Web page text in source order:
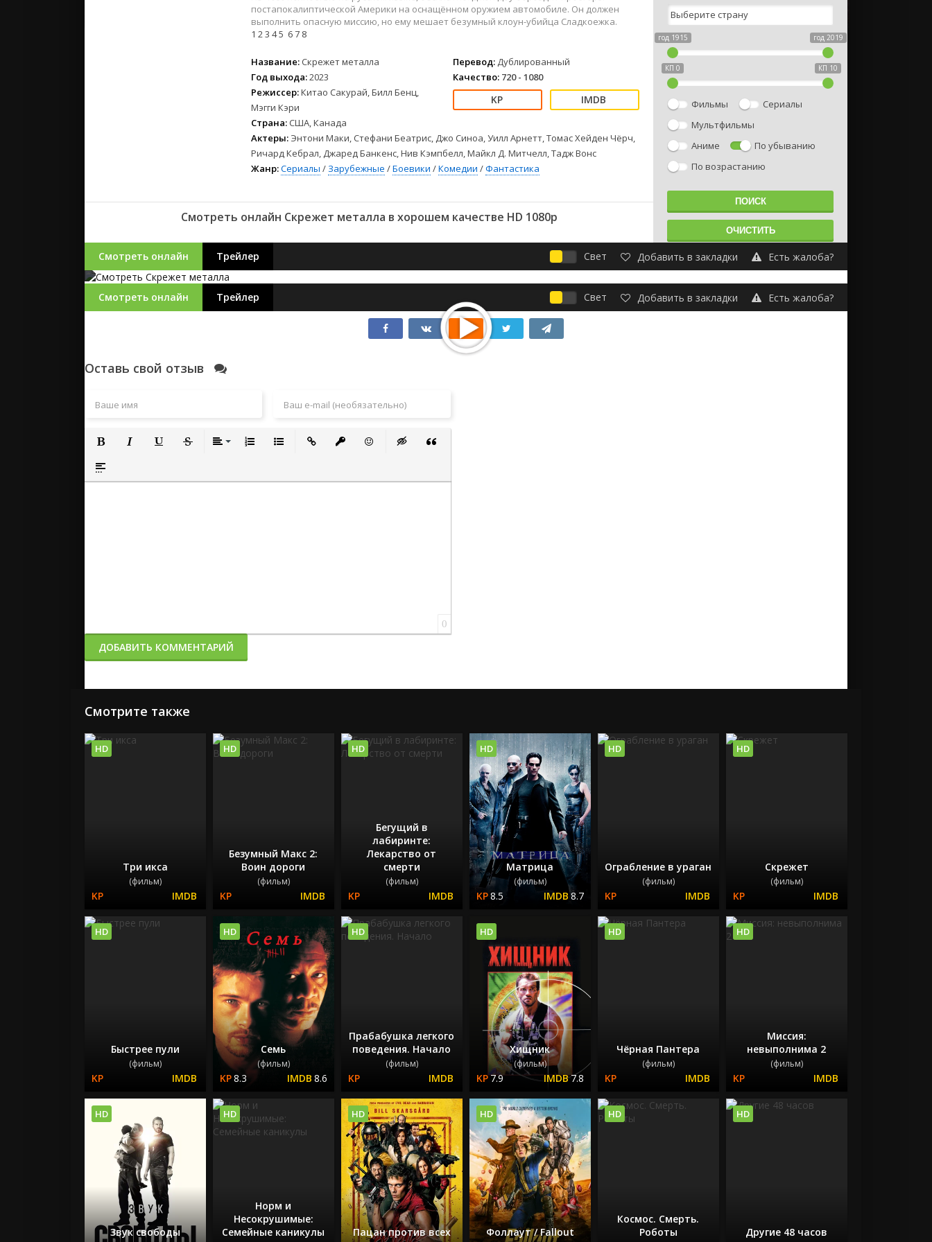
2022
2021
Русские
СССР
Зарубежные
Детские
Спорт
Фантастика
Фэнтези
2022
Русские
СССР
Зарубежные
постапокалиптической Америки на оснащённом оружием автомобиле. Он должен
выполнить опасную миссию, но ему мешает безумный клоун-убийца Сладкоежка.
1 23 45 67 8
Название: Скрежет металла
Год выхода:2023
Режиссер:Китао Сакурай, Билл Бенц,
Мэгги Кэри
Страна: США, Канада
Перевод: Дублированный
Качество: 720 - 1080
Актеры: Энтони Маки, Стефани Беатрис, Джо Синоа, Уилл Арнетт, Томас Хейден Чёрч,
Ричард Кебрал, Джаред Банкенс, Нив Кэмпбелл, Майкл Д. Митчелл, Тадж Вонс
Жанр:Сериалы / Зарубежные /Боевики /Комедии /Фантастика
Смотреть онлайн Скрежет металла в хорошем качестве HD 1080p
год 1915 год 2019
КП 0 КП 10
Фильмы
Сериалы
Мультфильмы
Аниме
По убыванию
По возрастанию
Смотреть онлайн Трейлер Свет Добавить в закладки Есть жалоба?
Смотреть онлайн Трейлер Свет Добавить в закладки Есть жалоба?
Оставь свой отзыв
Полужирный
Вставка спойлера
0
ДОБАВИТЬ КОММЕНТАРИЙ
Смотрите также
Три икса
(фильм)
HD
Безумный Макс 2:
Воин дороги
(фильм)
HD
Бегущий в
лабиринте:
Лекарство от
смерти
(фильм)
HD
Матрица
(фильм)
8.5 8.7
HD
Ограбление в ураган
(фильм)
HD
Скрежет
(фильм)
HD
Быстрее пули
(фильм)
HD
Семь
(фильм)
8.3 8.6
HD
Прабабушка легкого
поведения. Начало
(фильм)
HD
Хищник
(фильм)
7.9 7.8
HD
Чёрная Пантера
(фильм)
HD
Миссия:
невыполнима 2
(фильм)
HD
Звук свободы
HD
Норм и
Несокрушимые:
Семейные каникулы
HD
Пацан против всех
HD
Фоллаут / Fallout
HD
Космос. Смерть.
Роботы
HD
Другие 48 часов
HD